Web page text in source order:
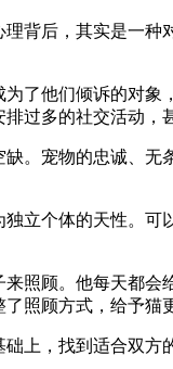
背后，其实是一
了他们倾诉的对
过多的社交活动，
。宠物的忠诚、
立个体的天性。
照顾。他每天都
照顾方式，给予
上，找到适合双方